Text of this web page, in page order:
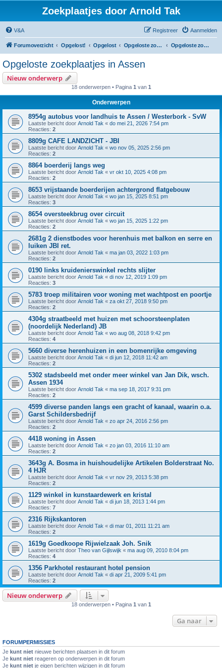
Zoekplaatjes door Arnold Tak
V&A Aanmelden
Registreer
Forumoverzicht Opgelost! Opgelost Opgeloste zoekplaatjes in Drenthe Opgeloste zoekplaatjes in Assen
Opgeloste zoekplaatjes in Assen
Nieuw onderwerp
18 onderwerpen • Pagina 1 van 1
Onderwerpen
8954g autobus voor landhuis te Assen / Westerbork - SvW
Laatste bericht door Arnold Tak « do mei 21, 2026 7:54 pm
Reacties: 2
8809g CAFE LANDZICHT - JBI
Laatste bericht door Arnold Tak « wo nov 05, 2025 2:56 pm
Reacties: 2
8864 boerderij langs weg
Laatste bericht door Arnold Tak « vr okt 10, 2025 4:08 pm
Reacties: 2
8653 vrijstaande boerderijen achtergrond flatgebouw
Laatste bericht door Arnold Tak « wo jan 15, 2025 8:51 pm
Reacties: 3
8654 oversteekbrug over circuit
Laatste bericht door Arnold Tak « wo jan 15, 2025 1:22 pm
Reacties: 2
2681g 2 dienstbodes voor herenhuis met balkon en serre en
luiken JBI ret.
Laatste bericht door Arnold Tak « ma jan 03, 2022 1:03 pm
Reacties: 2
0190 links kruidenierswinkel rechts slijter
Laatste bericht door Arnold Tak « di nov 12, 2019 1:09 pm
Reacties: 3
5783 troep militairen voor woning met wachtpost en poortje
Laatste bericht door Arnold Tak « za okt 27, 2018 9:50 pm
Reacties: 2
4304g straatbeeld met huizen met schoorsteenplaten
(noordelijk Nederland) JB
Laatste bericht door Arnold Tak « wo aug 08, 2018 9:42 pm
Reacties: 4
5660 diverse herenhuizen in een bomenrijke omgeving
Laatste bericht door Arnold Tak « di jun 12, 2018 11:42 am
Reacties: 2
5302 stadsbeeld met onder meer winkel van Jan Dik, wsch.
Assen 1934
Laatste bericht door Arnold Tak « ma sep 18, 2017 9:31 pm
Reacties: 2
4599 diverse panden langs een gracht of kanaal, waarin o.a.
Garst Schildersbedrijf
Laatste bericht door Arnold Tak « zo apr 24, 2016 2:56 pm
Reacties: 2
4418 woning in Assen
Laatste bericht door Arnold Tak « zo jan 03, 2016 11:10 am
Reacties: 2
3643g A. Bosma in huishoudelijke Artikelen Bolderstraat No.
4 HJR
Laatste bericht door Arnold Tak « vr nov 29, 2013 5:38 pm
Reacties: 2
1129 winkel in kunstaardewerk en kristal
Laatste bericht door Arnold Tak « di jun 18, 2013 1:44 pm
Reacties: 7
2316 Rijkskantoren
Laatste bericht door Arnold Tak « di mar 01, 2011 11:21 am
Reacties: 2
1619g Goedkoope Rijwielzaak Joh. Snik
Laatste bericht door Theo van Gijlswijk « ma aug 09, 2010 8:04 pm
Reacties: 4
1356 Parkhotel restaurant hotel pension
Laatste bericht door Arnold Tak « di apr 21, 2009 5:41 pm
Reacties: 2
Nieuw onderwerp
18 onderwerpen • Pagina 1 van 1
Ga naar
FORUMPERMISSIES
Je kunt niet nieuwe berichten plaatsen in dit forum
Je kunt niet reageren op onderwerpen in dit forum
Je kunt niet je eigen berichten wijzigen in dit forum